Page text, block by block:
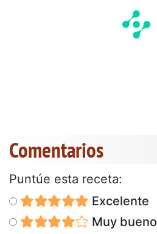
Comentarios
Puntúe esta receta:
Excelente
Muy bueno